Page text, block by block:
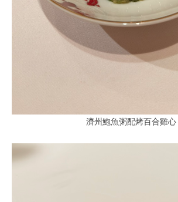
濟州鮑魚粥配烤百合雞心